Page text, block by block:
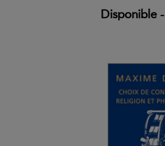
Disponible-